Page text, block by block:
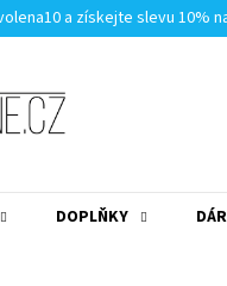
a získejte slevu 10%
DOPLŇKY